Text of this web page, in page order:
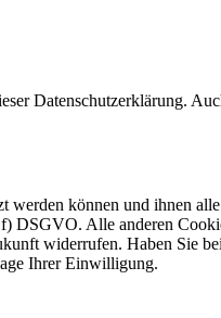
Datenschutzerklärung.
werden können und ihnen
Alle anderen
widerrufen. Haben Sie
Ihrer Einwilligung.